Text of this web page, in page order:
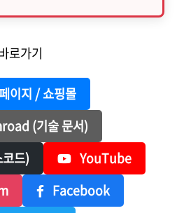
로가기
이지 / 쇼핑몰
(기술 문서)
드)
YouTube
Facebook